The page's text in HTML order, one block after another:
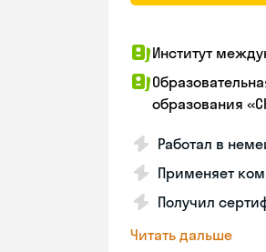
Институт
образования
Работал в
Применяет
Получил
Читать дальше